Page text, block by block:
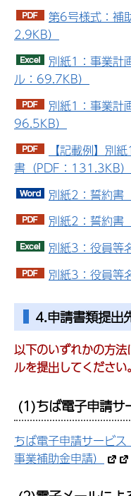
第6号様式：補
2.9KB）
別紙1：事業計
ル：69.7KB）
別紙1：事業計
96.5KB）
【記載例】別
書（PDF：131.3KB）
別紙2：誓約書
別紙2：誓約書
別紙3：役員等
別紙3：役員等
4.申請書類提出
以下のいずれかの方
ルを提出してください
(1)ちば電子申請サ
ちば電子申請サービ
事業補助金申請）